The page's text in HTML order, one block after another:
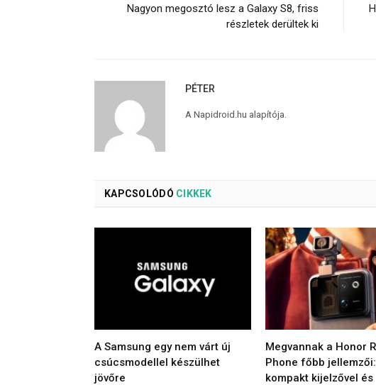
Nagyon megosztó lesz a Galaxy S8, friss
részletek derültek ki
PÉTER
A Napidroid.hu alapítója.
KAPCSOLÓDÓ CIKKEK
A Samsung egy nem várt új
csúcsmodellel készülhet
jövőre
Megvannak a Honor
Phone főbb jellemzői:
kompakt kijelzővel és